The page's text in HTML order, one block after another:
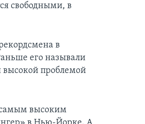
свободными, в
в
его называли
проблемой
самым высоким